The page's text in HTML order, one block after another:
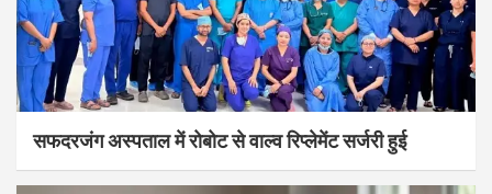
सफदरजंग अस्पताल में रोबोट से वाल्व रिप्लेमेंट सर्जरी हुई